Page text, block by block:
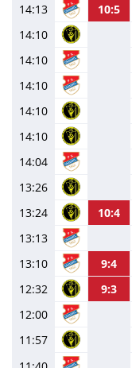
14:13
10:5
14:10
14:10
14:10
14:10
14:10
14:04
13:26
13:24
10:4
13:13
13:10
9:4
12:32
9:3
12:00
11:57